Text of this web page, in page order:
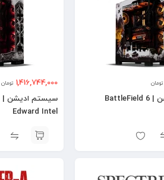
تومان
سیستم ادیشن | BattleField 6
1,416,744,000 تومان
Edward Intel